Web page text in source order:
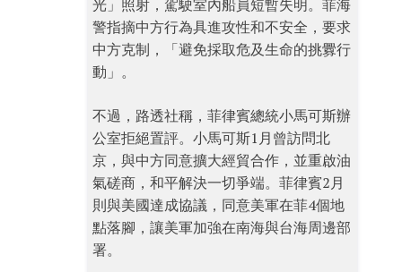
光」照射，駕駛室內船員短暫失明。菲海
警指摘中方行為具進攻性和不安全，要求
中方克制，「避免採取危及生命的挑釁行
動」。
不過，路透社稱，菲律賓總統小馬可斯辦
公室拒絕置評。小馬可斯1月曾訪問北
京，與中方同意擴大經貿合作，並重啟油
氣磋商，和平解決一切爭端。菲律賓2月
則與美國達成協議，同意美軍在菲4個地
點落腳，讓美軍加強在南海與台海周邊部
署。